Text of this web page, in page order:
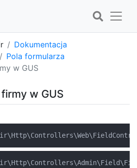
Dokumentacja
Pola formularza
w GUS
w GUS
\Http\Controllers\Web\
\Http\Controllers\Admin\Field\